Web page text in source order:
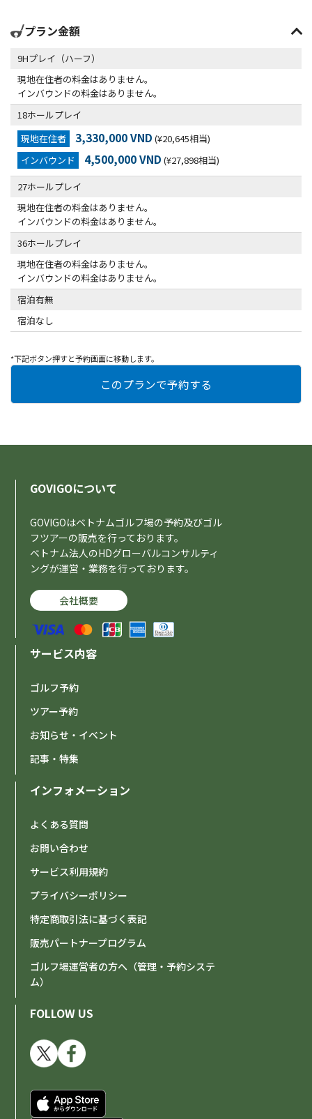
プラン金額
9Hプレイ（ハーフ）
現地在住者の料金はありません。
インバウンドの料金はありません。
18ホールプレイ
現地在住者
3,330,000 VND (¥20,645相当)
インバウンド
4,500,000 VND (¥27,898相当)
27ホールプレイ
現地在住者の料金はありません。
インバウンドの料金はありません。
36ホールプレイ
現地在住者の料金はありません。
インバウンドの料金はありません。
宿泊有無
宿泊なし
*下記ボタン押すと予約画面に移動します。
GOVIGOについて
GOVIGOはベトナムゴルフ場の予約及びゴル
フツアーの販売を行っております。
ベトナム法人のHDグローバルコンサルティ
ングが運営・業務を行っております。
会社概要
サービス内容
ゴルフ予約
ツアー予約
お知らせ・イベント
記事・特集
インフォメーション
よくある質問
お問い合わせ
サービス利用規約
プライバシーポリシー
特定商取引法に基づく表記
販売パートナープログラム
ゴルフ場運営者の方へ（管理・予約システ
ム）
FOLLOW US